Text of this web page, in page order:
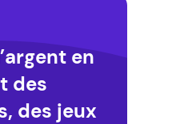
en
des
des jeux